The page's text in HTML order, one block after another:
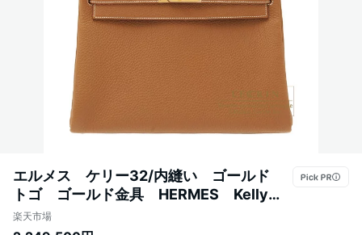
エルメス ケリー32/内縫い ゴールド
トゴ ゴールド金具 HERMES Kelly
bag 32 Retourne Gold Togo
leather Gold hardware
楽天市場